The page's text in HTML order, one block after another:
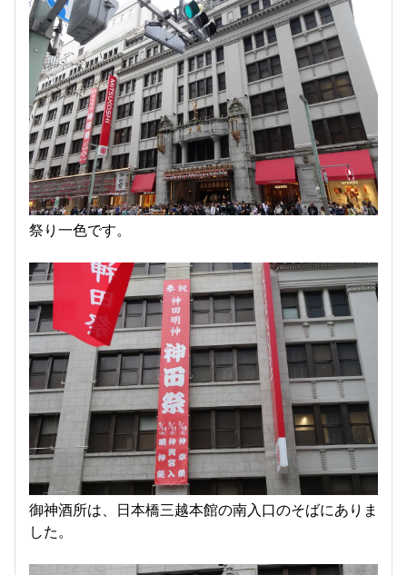
祭り一色です。
御神酒所は、日本橋三越本館の南入口のそばにありま
した。